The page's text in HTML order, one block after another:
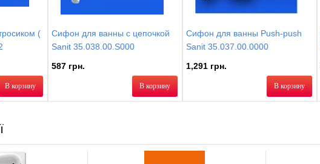
(
В корзину
Сифон для ванны с цепочкой
Sanit 35.038.00.S000
587 грн.
В корзину
Сифон для ванны Push-push
Sanit 35.037.00.0000
1,291 грн.
В корзину